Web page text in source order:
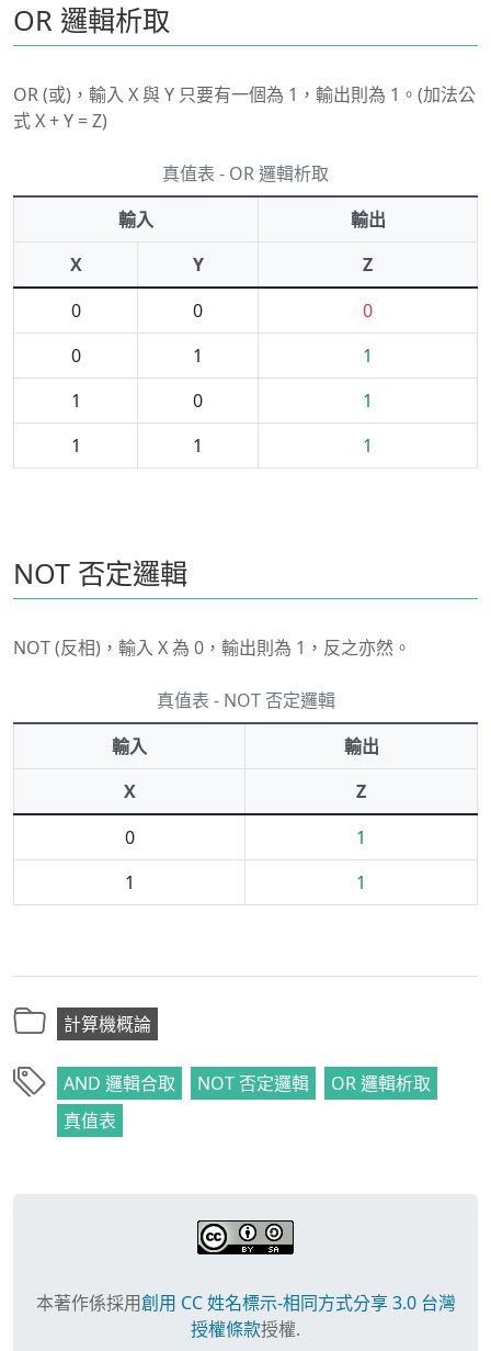
OR 邏輯析取
OR (或)，輸入 X 與 Y 只要有一個為 1，輸出則為 1。(加法公
式 X + Y = Z)
真值表 - OR 邏輯析取
輸入
輸出
X
Y
Z
0
0
0
0
1
1
1
0
1
1
1 1
NOT 否定邏輯
NOT (反相)，輸入 X 為 0，輸出則為 1，反之亦然。
真值表 - NOT 否定邏輯
輸入
輸出
X
Z
0
1
1
1
計算機概論
AND 邏輯合取 NOT 否定邏輯
OR 邏輯析取
真值表
本著作係採用創用 CC 姓名標示-相同方式分享 3.0 台灣
授權條款授權.